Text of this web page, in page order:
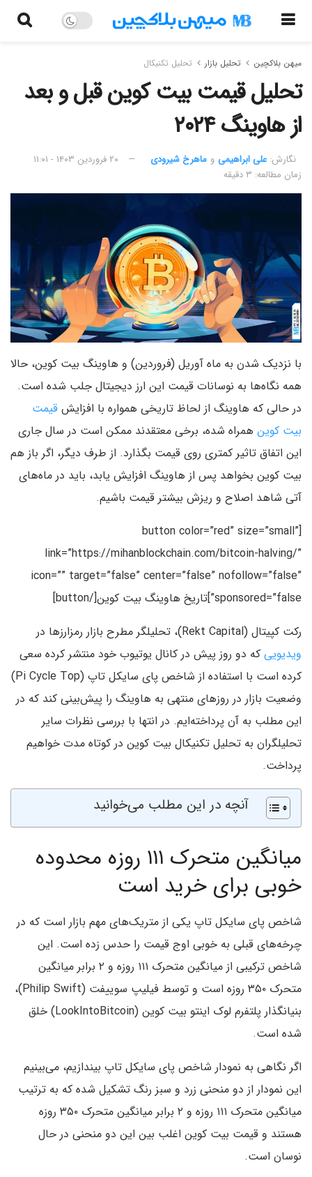
میهن بلاکچین تحلیل بازار تحلیل تکنیکال
تحلیل قیمت بیت کوین قبل و بعد
از هاوینگ ۲۰۲۴
نگارش:‌ علی ابراهیمی و ماهرخ شیرودی
۲۰ فروردین ۱۴۰۳ - ۱۱:۰۱
زمان مطالعه: ۳ دقیقه
با نزدیک شدن به ماه آوریل (فروردین) و هاوینگ بیت کوین، حالا
همه نگاه‌ها به نوسانات قیمت این ارز دیجیتال جلب شده است.
در حالی که هاوینگ از لحاظ تاریخی همواره با افزایش قیمت
بیت کوین همراه شده، برخی معتقدند ممکن است در سال جاری
این اتفاق تاثیر کمتری روی قیمت بگذارد. از طرف دیگر، اگر باز هم
بیت کوین بخواهد پس از هاوینگ افزایش یابد، باید در ماه‌های
آتی شاهد اصلاح و ریزش بیشتر قیمت باشیم.
[button color=”red” size=”small”
link=”https://mihanblockchain.com/bitcoin-halving/”
icon=”” target=”false” center=”false” nofollow=”false”
sponsored=”false”]تاریخ هاوینگ بیت کوین[/button]
رکت کپیتال (Rekt Capital)، تحلیلگر مطرح بازار رمزارزها در
ویدیویی که دو روز پیش در کانال یوتیوب خود منتشر کرده سعی
کرده است با استفاده از شاخص پای سایکل تاپ (Pi Cycle Top)
وضعیت بازار در روزهای منتهی به هاوینگ را پیش‌بینی کند که در
این مطلب به آن پرداخته‌ایم. در انتها با بررسی نظرات سایر
تحلیلگران به تحلیل تکنیکال بیت کوین در کوتاه مدت خواهیم
پرداخت.
آنچه در این مطلب می‌خوانید
میانگین متحرک ۱۱۱ روزه محدوده
خوبی برای خرید است
شاخص پای سایکل تاپ یکی از متریک‌های مهم بازار است که در
چرخه‌های قبلی به خوبی اوج قیمت را حدس زده است. این
شاخص ترکیبی از میانگین متحرک ۱۱۱ روزه و ۲ برابر میانگین
متحرک ۳۵۰ روزه است و توسط فیلیپ سوییفت (Philip Swift)،
بنیانگذار پلتفرم لوک اینتو بیت کوین (LookIntoBitcoin) خلق
شده است.
اگر نگاهی به نمودار شاخص پای سایکل تاپ بیندازیم، می‌بینیم
این نمودار از دو منحنی زرد و سبز رنگ تشکیل شده که به ترتیب
میانگین متحرک ۱۱۱ روزه و ۲ برابر میانگین متحرک ۳۵۰ روزه
هستند و قیمت بیت کوین اغلب بین این دو منحنی در حال
نوسان است.